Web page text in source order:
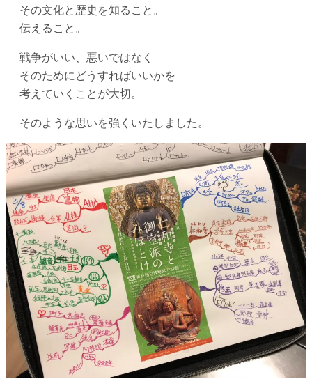
その文化と歴史を知ること。
伝えること。
戦争がいい、悪いではなく
そのためにどうすればいいかを
考えていくことが大切。
そのような思いを強くいたしました。